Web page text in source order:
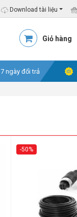
Download tài liệu
Giỏ hàng
7 ngày đổi trả
-50%